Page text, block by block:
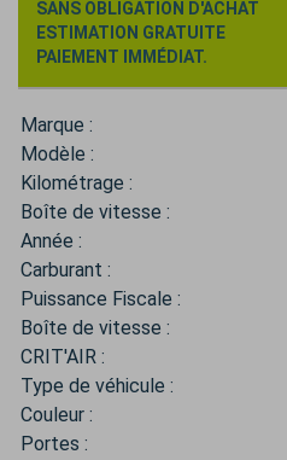
SANS OBLIGATION D'ACHAT
ESTIMATION GRATUITE
PAIEMENT IMMÉDIAT.
Marque :
Modèle :
Kilométrage :
Boîte de vitesse :
Année :
Carburant :
Puissance Fiscale :
Boîte de vitesse :
CRIT'AIR :
Type de véhicule :
Couleur :
Portes :